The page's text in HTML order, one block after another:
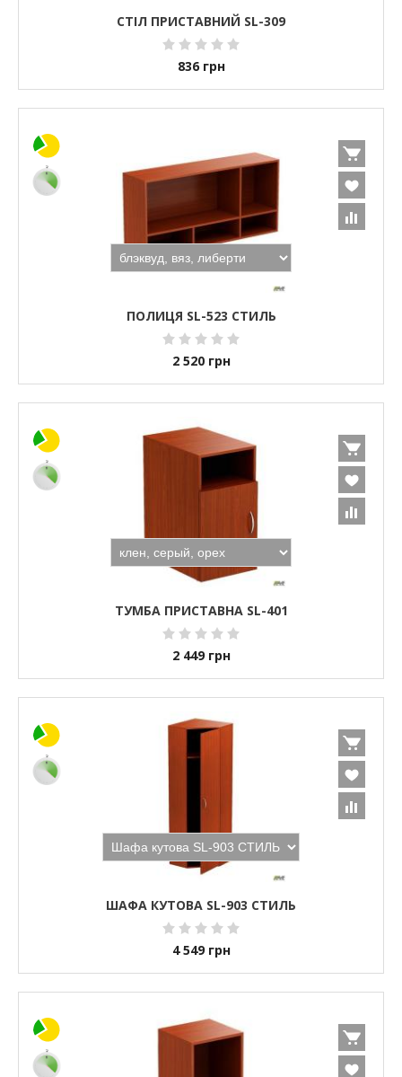
СТІЛ ПРИСТАВНИЙ SL-309
836 грн
ПОЛИЦЯ SL-523 СТИЛЬ
2 520 грн
ТУМБА ПРИСТАВНА SL-401
2 449 грн
ШАФА КУТОВА SL-903 СТИЛЬ
4 549 грн